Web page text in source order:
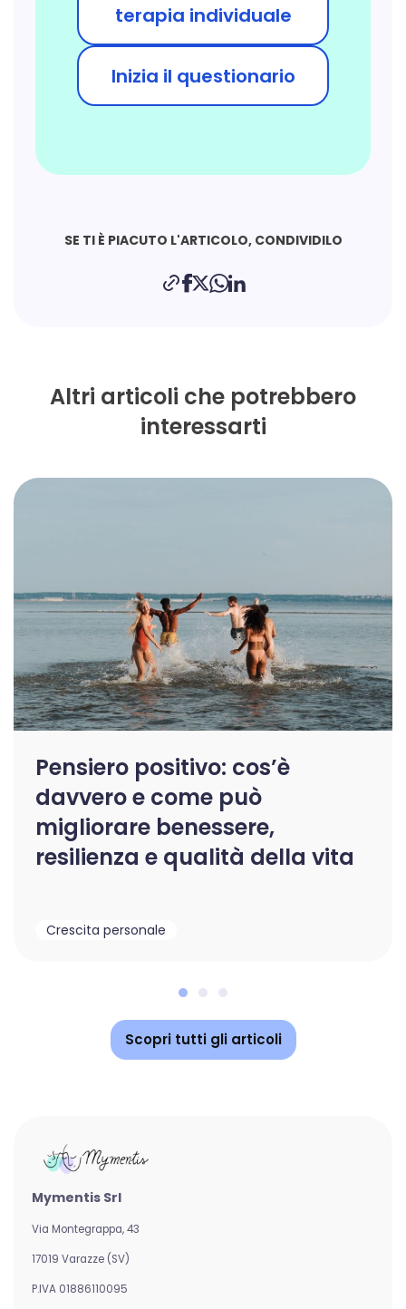
terapia individuale
Inizia il questionario
SE TI È PIACUTO L'ARTICOLO, CONDIVIDILO
Altri articoli che potrebbero
interessarti
Pensiero positivo: cos’è
davvero e come può
migliorare benessere,
resilienza e qualità della vita
Crescita personale
Scopri tutti gli articoli
Mymentis Srl
Via Montegrappa, 43
17019 Varazze (SV)
P.IVA 01886110095